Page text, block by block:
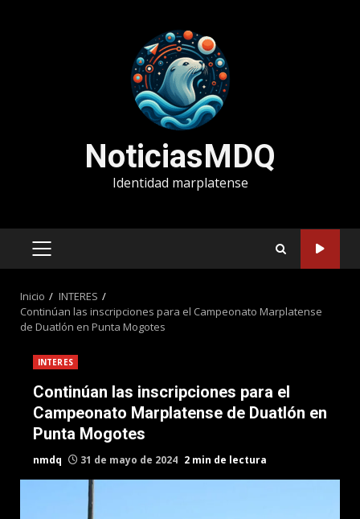
NoticiasMDQ
Identidad marplatense
MENÚ
Inicio
INTERES
Continúan las inscripciones para el Campeonato Marplatense
de Duatlón en Punta Mogotes
INTERES
Continúan las inscripciones para el
Campeonato Marplatense de Duatlón en
Punta Mogotes
nmdq 31 de mayo de 2024 2 min de lectura